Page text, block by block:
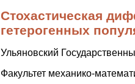
Стохастическая
гетерогенных
Ульяновский
Факультет механико-